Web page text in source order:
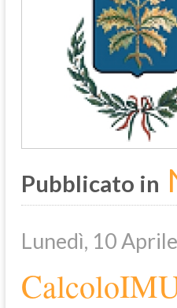
Pubblicato in
Lunedì, 10